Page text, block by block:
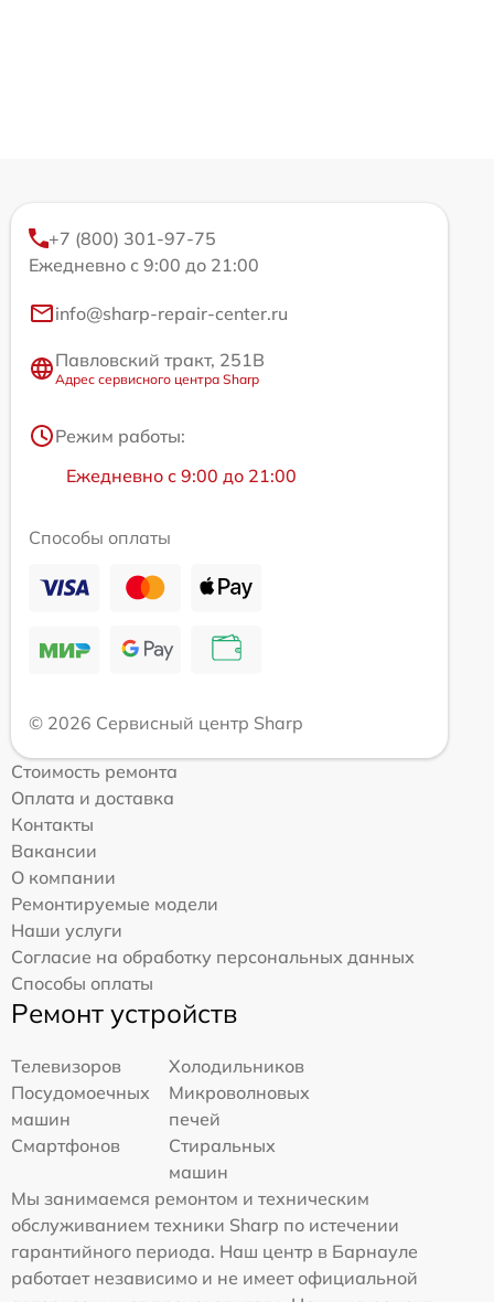
+7 (800) 301-97-75
Ежедневно с 9:00 до 21:00
info@sharp-repair-center.ru
Павловский тракт, 251В
Адрес сервисного центра Sharp
Режим работы:
Ежедневно с 9:00 до 21:00
Способы оплаты
© 2026 Сервисный центр Sharp
Стоимость ремонта
Оплата и доставка
Контакты
Вакансии
О компании
Ремонтируемые модели
Наши услуги
Согласие на обработку персональных данных
Способы оплаты
Ремонт устройств
Телевизоров
Холодильников
Посудомоечных
машин
Микроволновых
печей
Смартфонов
Стиральных
машин
Мы занимаемся ремонтом и техническим
обслуживанием техники Sharp по истечении
гарантийного периода. Наш центр в Барнауле
работает независимо и не имеет официальной